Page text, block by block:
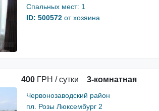
Спальных мест: 1
ID: 500572 от хозяина
400 ГРН / сутки 3-комнатная
Червонозаводский район
пл. Розы Люксембург 2